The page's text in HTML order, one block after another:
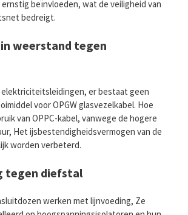
beïnvloeden, wat de veiligheid van
bedreigt.
weerstand tegen
er bestaat geen
voor OPGW glasvezelkabel. Hoe
van OPPC-kabel, vanwege de hogere
Het ijsbestendigheidsvermogen van de
worden verbeterd.
tegen diefstal
werken met lijnvoeding, Ze